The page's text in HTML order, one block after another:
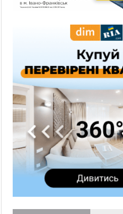
серпня
Коломию з Днем міста
Вчора у Франківську,
Яремче зафіксували
У Надвірній п'яна жінка
хлопчика: суд призначив
11:17
У басейні Дністра
посуха - рівні води
показників
У Бурштині поблизу АЗС
поліція з'ясовує обставини
10:30
ФОП із Житомира після
вимоги за 120 тисяч
Франківська на понад 20
У горах біля Осмолоди за
розшукали двох жінок, які